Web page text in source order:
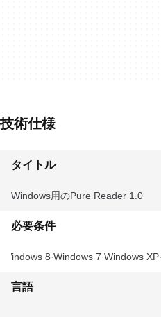
技術仕様
タイトル
Windows用のPure Reader 1.0
必要条件
Windows 8 Windows 7 Windows XP
言語